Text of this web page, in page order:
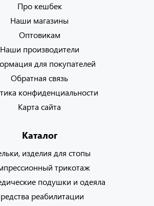
Про кешбек
Наши магазины
Оптовикам
Наши производители
для покупателей
Обратная связь
конфиденциальности
Карта сайта
Каталог
изделия для стопы
трикотаж
подушки и одеяла
реабилитации